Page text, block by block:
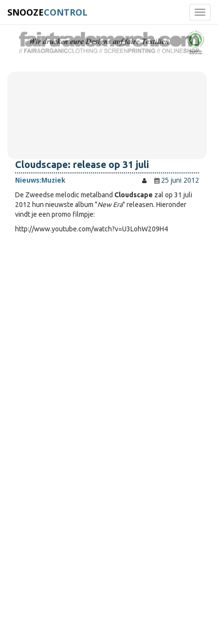
SNOOZECONTROL
Cloudscape: release op 31 juli
Nieuws:Muziek
25 juni 2012
De Zweedse melodic metalband Cloudscape zal op 31 juli
2012 hun nieuwste album "New Era" releasen. Hieronder
vindt je een promo filmpje:
http://www.youtube.com/watch?v=U3LohW209H4